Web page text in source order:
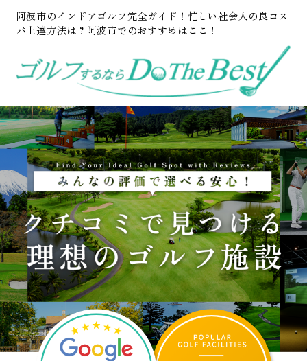
阿波市のインドアゴルフ完全ガイド！忙しい社会人の良コス
パ上達方法は？阿波市でのおすすめはここ！